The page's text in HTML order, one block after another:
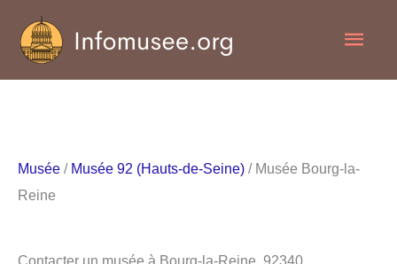
contenu
Musée / Musée 92 (Hauts-de-Seine) / Musée Bourg-la-
Reine
Contacter un musée à Bourg-la-Reine, 92340